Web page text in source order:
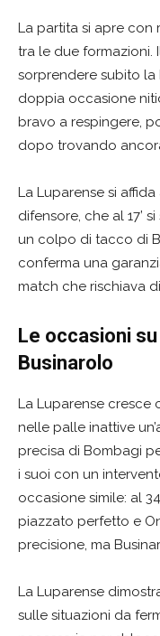
La partita si apre con
tra le due formazioni.
sorprendere subito la
doppia occasione
bravo a respingere,
dopo trovando
La Luparense si
difensore, che al 17’
un colpo di tacco di
conferma una
match che rischiava
Le occasioni
Businarolo
La Luparense cresce
nelle palle inattive
precisa di Bombagi
i suoi con un
occasione simile: al
piazzato perfetto e
precisione, ma
La Luparense
sulle situazioni da